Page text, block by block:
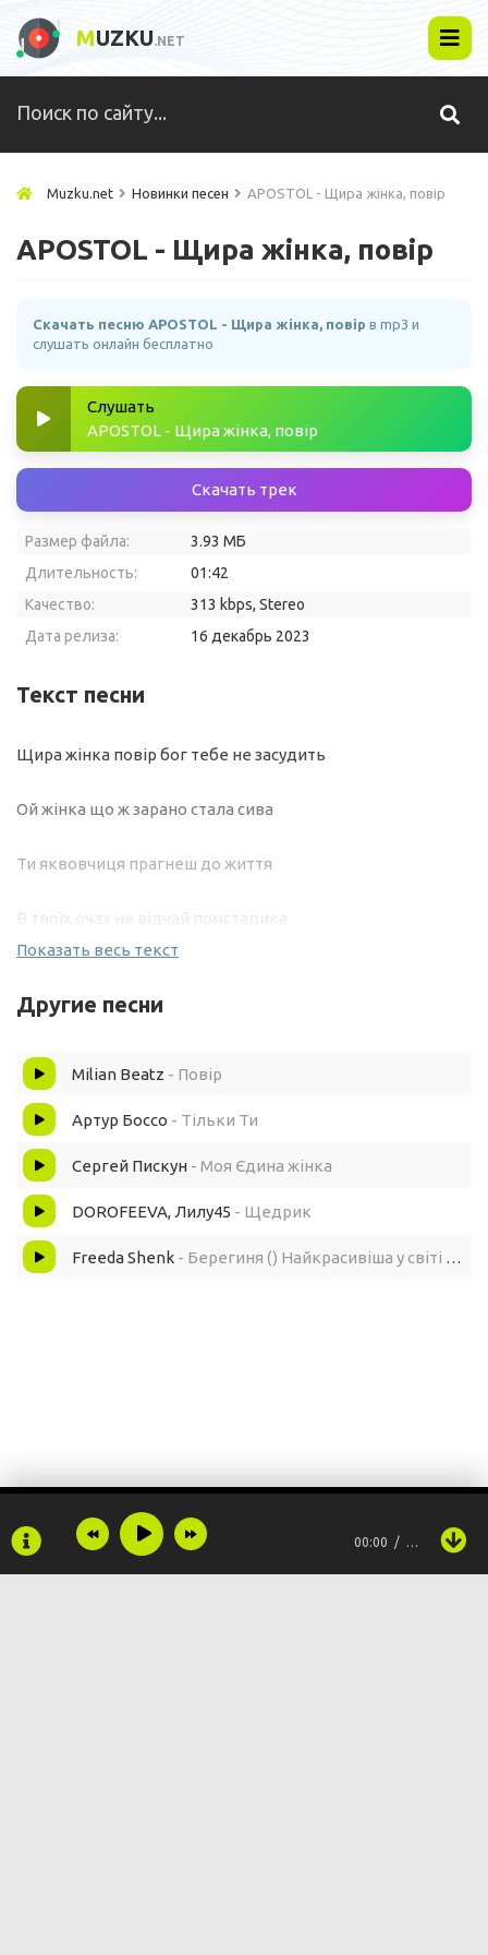
MUZKU.NET
Muzku.net Новинки песен APOSTOL - Щира жінка, повір
APOSTOL - Щира жінка, повір
Скачать песню APOSTOL - Щира жінка, повір в mp3 и
слушать онлайн бесплатно
Слушать
APOSTOL - Щира жінка, повір
Скачать трек
Размер файла:
3.93 МБ
Длительность:
01:42
Качество:
313 kbps, Stereo
Дата релиза:
16 декабрь 2023
Текст песни
Щира жінка повір бог тебе не засудить
Ой жінка що ж зарано стала сива
Ти яквовчиця прагнеш до життя
В твоїх очах не відчай помстадика
Показать весь текст
Другие песни
Milian Beatz - Повір
Артур Боссо - Тільки Ти
Сергей Пискун - Моя Єдина жінка
DOROFEEVA, Лилу45 - Щедрик
Freeda Shenk - Берегиня () Найкрасивіша у світі жінка, це ти українка
00:00